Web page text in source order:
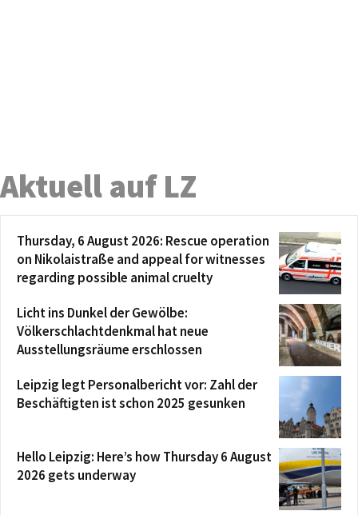
Aktuell auf LZ
Thursday, 6 August 2026: Rescue operation
on Nikolaistraße and appeal for witnesses
regarding possible animal cruelty
Licht ins Dunkel der Gewölbe:
Völkerschlachtdenkmal hat neue
Ausstellungsräume erschlossen
Leipzig legt Personalbericht vor: Zahl der
Beschäftigten ist schon 2025 gesunken
Hello Leipzig: Here’s how Thursday 6 August
2026 gets underway